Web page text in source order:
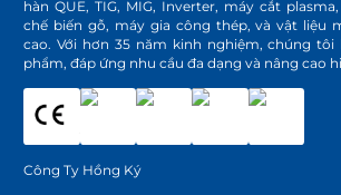
hàn QUE, TIG, MIG, Inverter, máy cắt
chế biến gỗ, máy gia công thép, và vật liệu
cao. Với hơn 35 năm kinh nghiệm, chúng tôi
phẩm, đáp ứng nhu cầu đa dạng và nâng cao
Công Ty Hồng Ký